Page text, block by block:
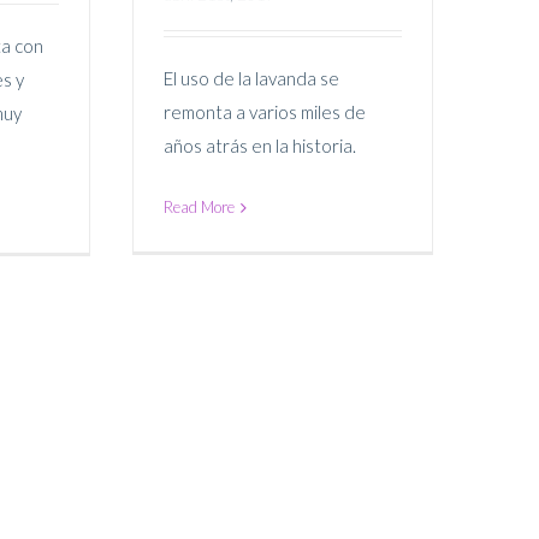
con
y
El uso de la lavanda se
remonta a varios miles de
años atrás en la historia.
Read More